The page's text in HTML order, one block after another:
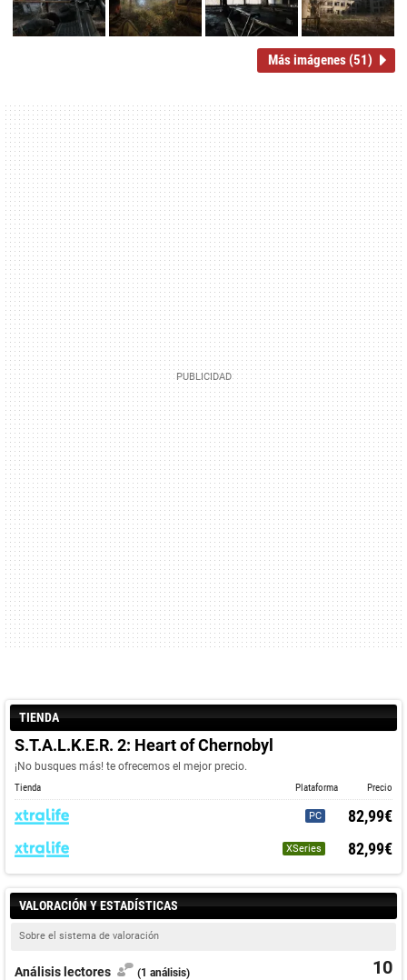
Más imágenes (51)
TIENDA
S.T.A.L.K.E.R. 2: Heart of Chernobyl
¡No busques más! te ofrecemos el mejor precio.
Tienda Plataforma Precio
PC 82,99€
XSeries 82,99€
VALORACIÓN Y ESTADÍSTICAS
Sobre el sistema de valoración
10
Análisis lectores (1 análisis)